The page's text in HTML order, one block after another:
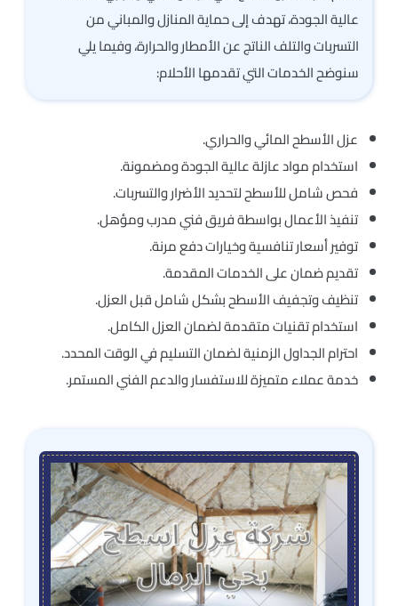
عالية الجودة، تهدف إلى حماية المنازل والمباني من
التسربات والتلف الناتج عن الأمطار والحرارة، وفيما يلي
سنوضح الخدمات التي تقدمها الأحلام:
عزل الأسطح المائي والحراري.
استخدام مواد عازلة عالية الجودة ومضمونة.
فحص شامل للأسطح لتحديد الأضرار والتسربات.
تنفيذ الأعمال بواسطة فريق فني مدرب ومؤهل.
توفير أسعار تنافسية وخيارات دفع مرنة.
تقديم ضمان على الخدمات المقدمة.
تنظيف وتجفيف الأسطح بشكل شامل قبل العزل.
استخدام تقنيات متقدمة لضمان العزل الكامل.
احترام الجداول الزمنية لضمان التسليم في الوقت المحدد.
خدمة عملاء متميزة للاستفسار والدعم الفني المستمر.